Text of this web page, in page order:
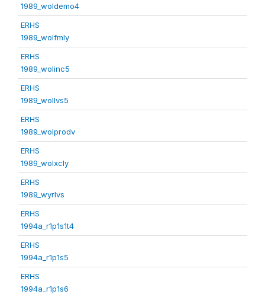
1989_woldemo4
ERHS
1989_wolfmly
ERHS
1989_wolinc5
ERHS
1989_wollvs5
ERHS
1989_wolprodv
ERHS
1989_wolxcly
ERHS
1989_wyrlvs
ERHS
1994a_r1p1s1t4
ERHS
1994a_r1p1s5
ERHS
1994a_r1p1s6